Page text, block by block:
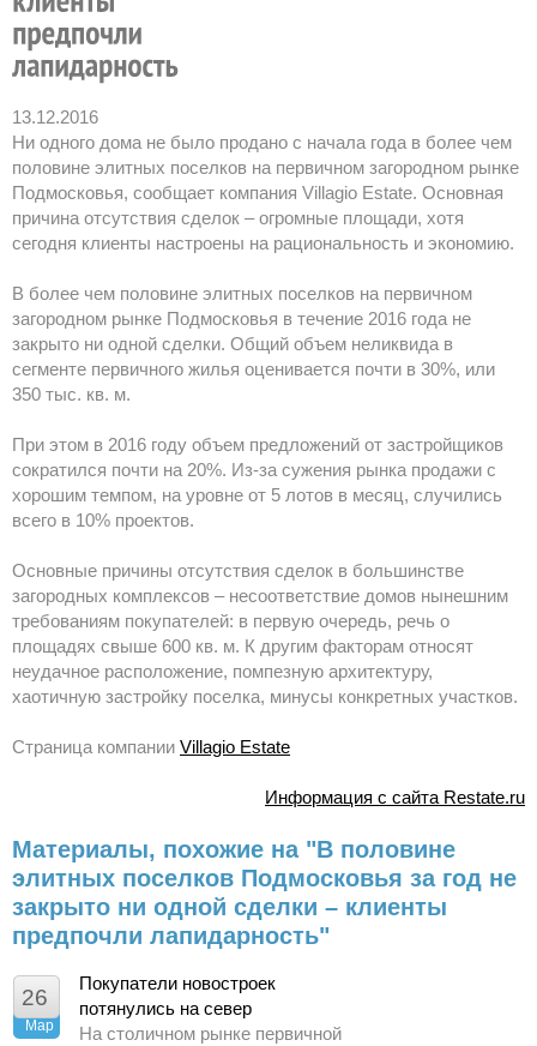
13.12.2016
Ни одного дома не было продано с начала года в более чем
половине элитных поселков на первичном загородном рынке
Подмосковья, сообщает компания Villagio Estate. Основная
причина отсутствия сделок – огромные площади, хотя
сегодня клиенты настроены на рациональность и экономию.
В более чем половине элитных поселков на первичном
загородном рынке Подмосковья в течение 2016 года не
закрыто ни одной сделки. Общий объем неликвида в
сегменте первичного жилья оценивается почти в 30%, или
350 тыс. кв. м.
При этом в 2016 году объем предложений от застройщиков
сократился почти на 20%. Из-за сужения рынка продажи с
хорошим темпом, на уровне от 5 лотов в месяц, случились
всего в 10% проектов.
Основные причины отсутствия сделок в большинстве
загородных комплексов – несоответствие домов нынешним
требованиям покупателей: в первую очередь, речь о
площадях свыше 600 кв. м. К другим факторам относят
неудачное расположение, помпезную архитектуру,
хаотичную застройку поселка, минусы конкретных участков.
Страница компании Villagio Estate
Информация с сайта Restate.ru
Материалы, похожие на "В половине
элитных поселков Подмосковья за год не
закрыто ни одной сделки – клиенты
предпочли лапидарность"
26
Мар
Покупатели новостроек
потянулись на север
На столичном рынке первичной